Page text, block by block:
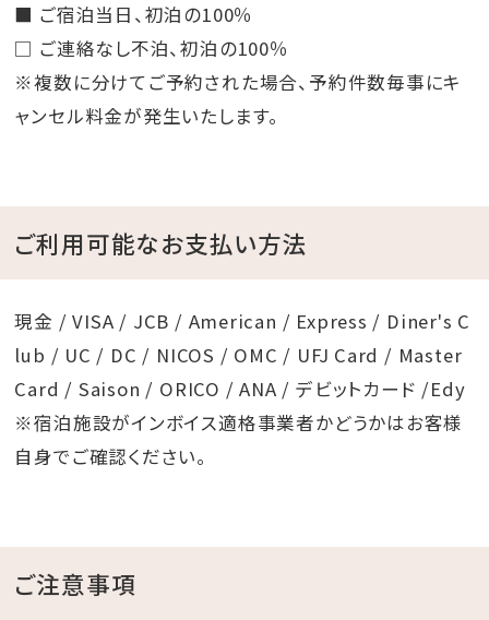
■ ご宿泊当日、初泊の100％
□ ご連絡なし不泊、初泊の100％
※複数に分けてご予約された場合、予約件数毎事にキ
ャンセル料金が発生いたします。
ご利用可能なお支払い方法
現金 / VISA / JCB / American / Express / Diner's C
lub / UC / DC / NICOS / OMC / UFJ Card / Master
Card / Saison / ORICO / ANA / デビットカード /Edy
※宿泊施設がインボイス適格事業者かどうかはお客様
自身でご確認ください。
ご注意事項